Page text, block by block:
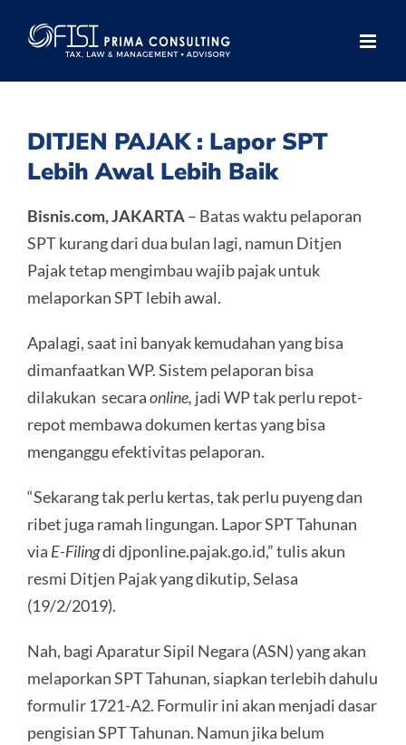
DITJEN PAJAK : Lapor SPT
Lebih Awal Lebih Baik
Bisnis.com, JAKARTA– Batas waktu pelaporan
SPT kurang dari dua bulan lagi, namun Ditjen
Pajak tetap mengimbau wajib pajak untuk
melaporkan SPT lebih awal.
Apalagi, saat ini banyak kemudahan yang bisa
dimanfaatkan WP. Sistem pelaporan bisa
dilakukan secaraonline, jadi WP tak perlu repot-
repot membawa dokumen kertas yang bisa
menganggu efektivitas pelaporan.
“Sekarang tak perlu kertas, tak perlu puyeng dan
ribet juga ramah lingungan. Lapor SPT Tahunan
via E-Filingdi djponline.pajak.go.id,” tulis akun
resmi Ditjen Pajak yang dikutip, Selasa
(19/2/2019).
Nah, bagi Aparatur Sipil Negara (ASN) yang akan
melaporkan SPT Tahunan, siapkan terlebih dahulu
formulir 1721-A2. Formulir ini akan menjadi dasar
pengisian SPT Tahunan. Namun jika belum